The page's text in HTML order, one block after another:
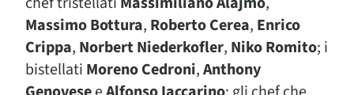
Massimo Bottura, Roberto Cerea, Enrico
Crippa, Norbert Niederkofler, Niko Romito; i
bistellati Moreno Cedroni,Anthony